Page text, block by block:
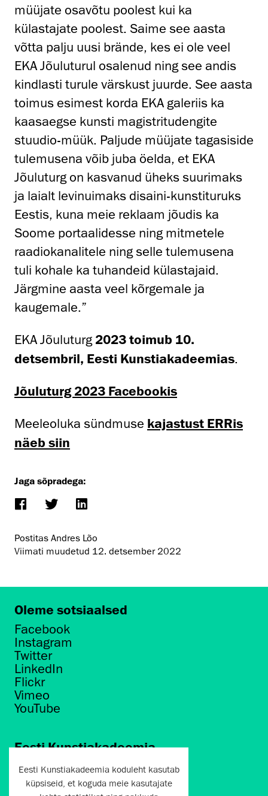
müüjate osavõtu poolest kui ka
külastajate poolest. Saime see aasta
võtta palju uusi brände, kes ei ole veel
EKA Jõuluturul osalenud ning see andis
kindlasti turule värskust juurde. See aasta
toimus esimest korda EKA galeriis ka
kaasaegse kunsti magistritudengite
stuudio-müük. Paljude müüjate tagasiside
tulemusena võib juba öelda, et EKA
Jõuluturg on kasvanud üheks suurimaks
ja laialt levinuimaks disaini-kunstituruks
Eestis, kuna meie reklaam jõudis ka
Soome portaalidesse ning mitmetele
raadiokanalitele ning selle tulemusena
tuli kohale ka tuhandeid külastajaid.
Järgmine aasta veel kõrgemale ja
kaugemale.”
EKA Jõuluturg 2023 toimub 10.
detsembril, Eesti Kunstiakadeemias.
Jõuluturg 2023 Facebookis
Meeleoluka sündmuse kajastust ERRis
näeb siin
Jaga sõpradega:
Postitas Andres Lõo
Viimati muudetud 12. detsember 2022
Oleme sotsiaalsed
Facebook
Instagram
Twitter
LinkedIn
Flickr
Vimeo
YouTube
Eesti Kunstiakadeemia
Põhja puiestee 7
Tallinn 10412
Eesti Kunstiakadeemia koduleht kasutab
küpsiseid, et koguda meie kasutajate